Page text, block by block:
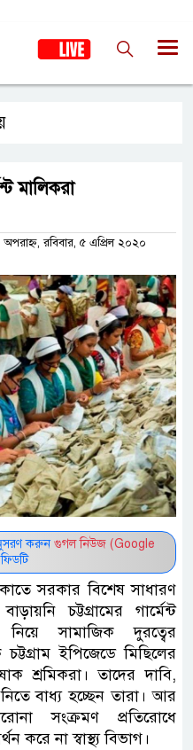
মালিকরা
রবিবার, ৫ এপ্রিল ২০২০
করুন গুগল নিউজ (Google
ফিডটি
সরকার বিশেষ সাধারণ
চট্টগ্রামের গার্মেন্ট
নিয়ে সামাজিক দুরত্বের
ইপিজেডে মিছিলের
শ্রমিকরা। তাদের দাবি,
বাধ্য হচ্ছেন তারা। আর
সংক্রমণ প্রতিরোধে
না স্বাস্থ্য বিভাগ।